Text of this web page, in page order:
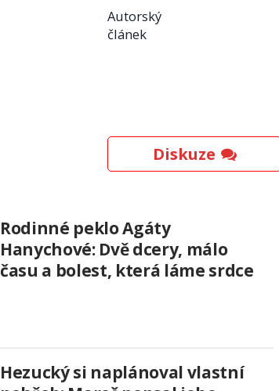
Autorský
článek
Diskuze
Rodinné peklo Agáty
Hanychové: Dvě dcery, málo
času a bolest, která láme srdce
Hezucký si naplánoval vlastní